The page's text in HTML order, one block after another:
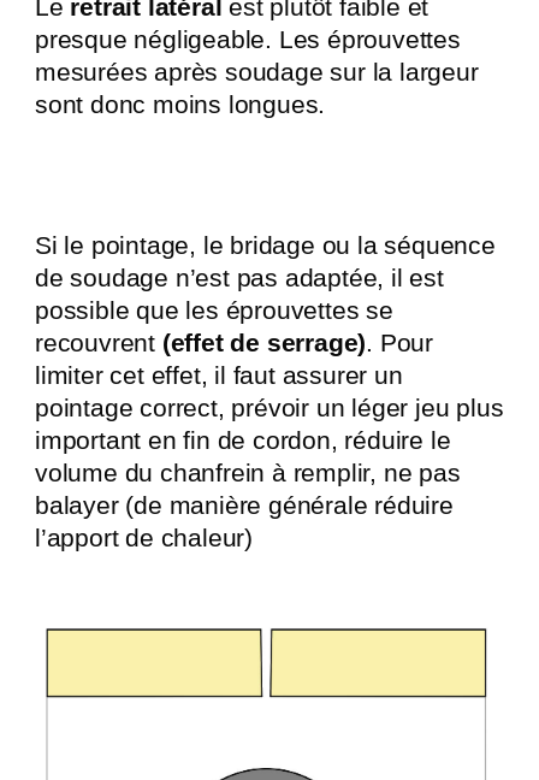
Le retrait latéral est plutôt faible et
presque négligeable. Les éprouvettes
mesurées après soudage sur la largeur
sont donc moins longues.
Si le pointage, le bridage ou la séquence
de soudage n’est pas adaptée, il est
possible que les éprouvettes se
recouvrent (effet de serrage). Pour
limiter cet effet, il faut assurer un
pointage correct, prévoir un léger jeu plus
important en fin de cordon, réduire le
volume du chanfrein à remplir, ne pas
balayer (de manière générale réduire
l’apport de chaleur)